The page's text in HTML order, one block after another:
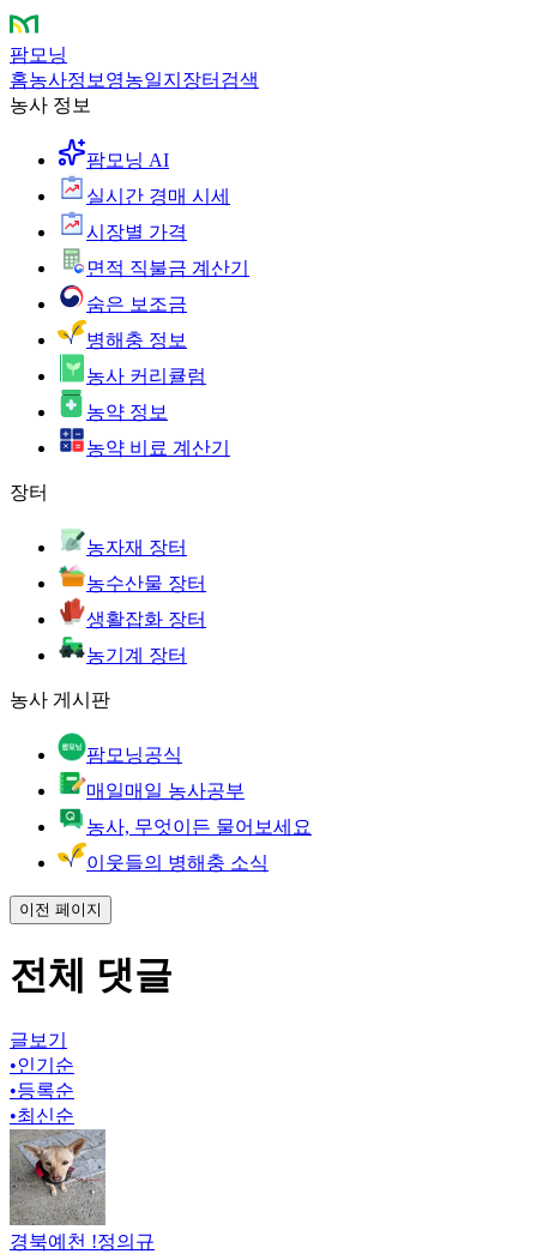
팜모닝
홈농사정보 영농일지 장터 검색
농사 정보
팜모닝 AI
실시간 경매 시세
시장별 가격
면적 직불금 계산기
숨은 보조금
병해충 정보
농사 커리큘럼
농약 정보
농약 비료 계산기
장터
농자재 장터
농수산물 장터
생활잡화 장터
농기계 장터
농사 게시판
팜모닝공식
매일매일 농사공부
농사, 무엇이든 물어보세요
이웃들의 병해충 소식
이전 페이지
전체 댓글
글보기
•인기순
•등록순
•최신순
경북예천 !정의규